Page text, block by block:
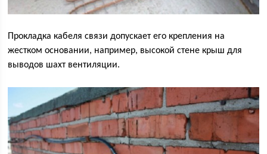
Прокладка кабеля связи допускает его крепления на
жестком основании, например, высокой стене крыш для
выводов шахт вентиляции.